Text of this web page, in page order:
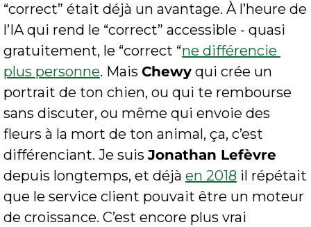
“correct” était déjà un avantage. À l’heure de
l’IA qui rend le “correct” accessible - quasi
gratuitement, le “correct “ne différencie
plus personne. Mais Chewy qui crée un
portrait de ton chien, ou qui te rembourse
sans discuter, ou même qui envoie des
fleurs à la mort de ton animal, ça, c’est
différenciant. Je suis Jonathan Lefèvre
depuis longtemps, et déjà en 2018 il répétait
que le service client pouvait être un moteur
de croissance. C’est encore plus vrai